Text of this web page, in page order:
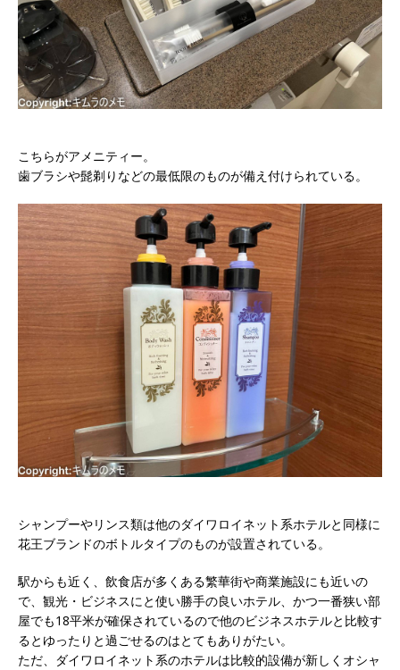
こちらがアメニティー。
歯ブラシや髭剃りなどの最低限のものが備え付けられている。
シャンプーやリンス類は他のダイワロイネット系ホテルと同様に
花王ブランドのボトルタイプのものが設置されている。
駅からも近く、飲食店が多くある繁華街や商業施設にも近いの
で、観光・ビジネスにと使い勝手の良いホテル、かつ一番狭い部
屋でも18平米が確保されているので他のビジネスホテルと比較す
るとゆったりと過ごせるのはとてもありがたい。
ただ、ダイワロイネット系のホテルは比較的設備が新しくオシャ